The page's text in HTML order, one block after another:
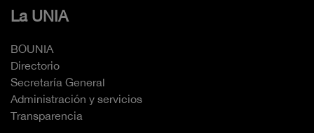
La UNIA
BOUNIA
Directorio
Secretaría General
Administración y servicios
Transparencia